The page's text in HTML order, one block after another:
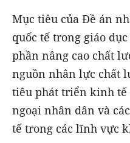
Mục tiêu của Đề án
quốc tế trong giáo
phần nâng cao chất
nguồn nhân lực chất
tiêu phát triển kinh tế
ngoại nhân dân và
tế trong các lĩnh vực